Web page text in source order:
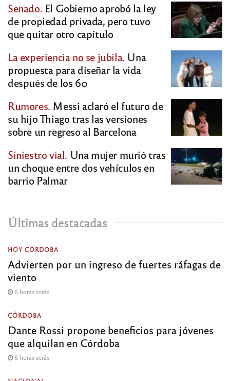
Senado. El Gobierno aprobó la ley
de propiedad privada, pero tuvo
que quitar otro capítulo
La experiencia no se jubila. Una
propuesta para diseñar la vida
después de los 60
Rumores. Messi aclaró el futuro de
su hijo Thiago tras las versiones
sobre un regreso al Barcelona
Siniestro vial. Una mujer murió tras
un choque entre dos vehículos en
barrio Palmar
Últimas destacadas
HOY CÓRDOBA
Advierten por un ingreso de fuertes ráfagas de
viento
6 horas atrás
CÓRDOBA
Dante Rossi propone beneficios para jóvenes
que alquilan en Córdoba
6 horas atrás